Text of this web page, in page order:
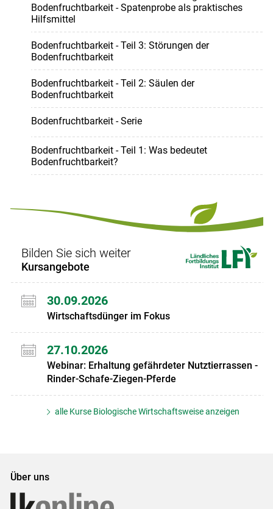
Bodenfruchtbarkeit - Spatenprobe als praktisches
Hilfsmittel
Bodenfruchtbarkeit - Teil 3: Störungen der
Bodenfruchtbarkeit
Bodenfruchtbarkeit - Teil 2: Säulen der
Bodenfruchtbarkeit
Bodenfruchtbarkeit - Serie
Bodenfruchtbarkeit - Teil 1: Was bedeutet
Bodenfruchtbarkeit?
Bilden Sie sich weiter
Kursangebote
30.09.2026
Wirtschaftsdünger im Fokus
27.10.2026
Webinar: Erhaltung gefährdeter Nutztierrassen -
Rinder-Schafe-Ziegen-Pferde
alle Kurse Biologische Wirtschaftsweise anzeigen
Über uns